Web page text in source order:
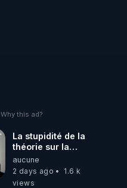
Why this ad?
La stupidité de la
théorie sur la
responsabilité de
l’homme
concernant le
aucune
2 days ago
1.6 k
views